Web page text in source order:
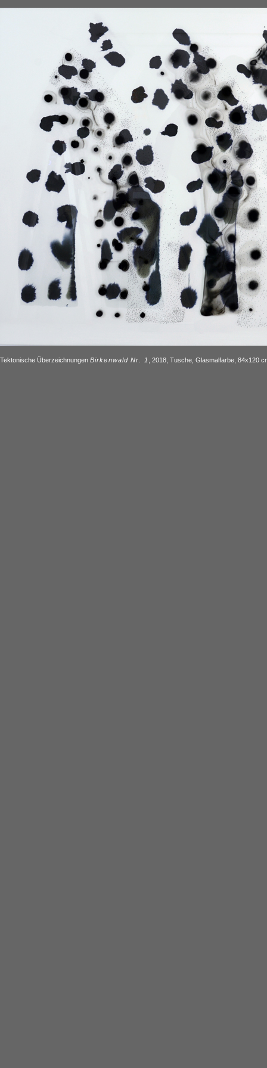
Tektonische Überzeichnungen Birkenwald Nr. 1 , 2018, Tusche, Glasmalfarbe, 84x120